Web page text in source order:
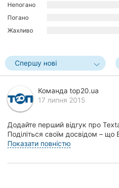
Чернігів
Черкаси
Чернівці
Суми
Івано-
Франківськ
Луцьк
Непогано
Погано
Жахливо
Спершу нові
Команда top20.ua
17 липня 2015
Додайте перший відгук про
Поділіться своїм досвідом –
Це допоможе іншим жителям
Показати повністю